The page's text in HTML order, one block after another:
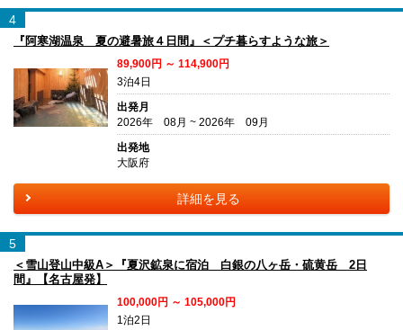
4
『阿寒湖温泉 夏の避暑旅４日間』＜プチ暮らすような旅＞
89,900円 ～ 114,900円
3泊4日
出発月
2026年 08月 ~ 2026年 09月
出発地
大阪府
詳細を見る
5
＜雪山登山中級A＞『夏沢鉱泉に宿泊 白銀の八ヶ岳・硫黄岳 2日
間』【名古屋発】
100,000円 ～ 105,000円
1泊2日